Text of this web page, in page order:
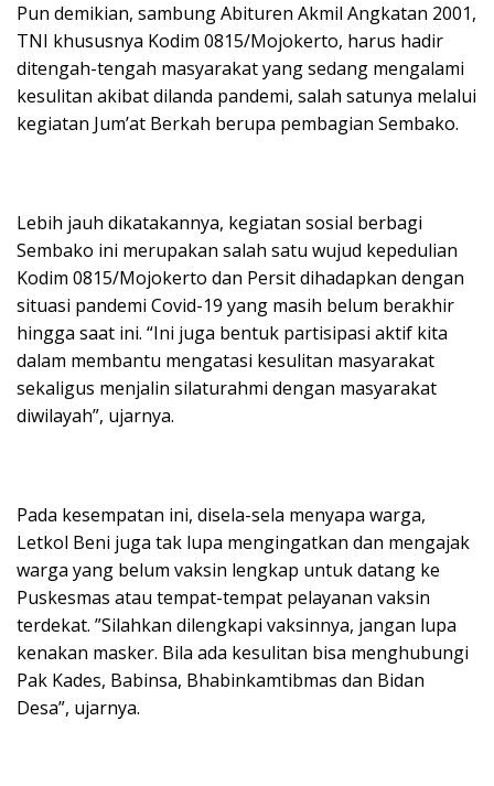
Pun demikian, sambung Abituren Akmil Angkatan 2001,
TNI khususnya Kodim 0815/Mojokerto, harus hadir
ditengah-tengah masyarakat yang sedang mengalami
kesulitan akibat dilanda pandemi, salah satunya melalui
kegiatan Jum’at Berkah berupa pembagian Sembako.
Lebih jauh dikatakannya, kegiatan sosial berbagi
Sembako ini merupakan salah satu wujud kepedulian
Kodim 0815/Mojokerto dan Persit dihadapkan dengan
situasi pandemi Covid-19 yang masih belum berakhir
hingga saat ini. “Ini juga bentuk partisipasi aktif kita
dalam membantu mengatasi kesulitan masyarakat
sekaligus menjalin silaturahmi dengan masyarakat
diwilayah”, ujarnya.
Pada kesempatan ini, disela-sela menyapa warga,
Letkol Beni juga tak lupa mengingatkan dan mengajak
warga yang belum vaksin lengkap untuk datang ke
Puskesmas atau tempat-tempat pelayanan vaksin
terdekat. ”Silahkan dilengkapi vaksinnya, jangan lupa
kenakan masker. Bila ada kesulitan bisa menghubungi
Pak Kades, Babinsa, Bhabinkamtibmas dan Bidan
Desa”, ujarnya.